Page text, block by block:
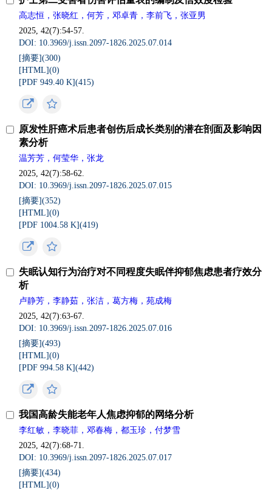
高志恒，张晓红，何芳，邓卓青，李前飞，张亚男
2025, 42(7):54-57.
DOI: 10.3969/j.issn.2097-1826.2025.07.014
[摘要](300)
[HTML](0)
[PDF 949.40 K](415)
原发性肝癌术后患者创伤后成长类别的潜在剖面及影响因
素分析
温芳芳，何莹华，张龙
2025, 42(7):58-62.
DOI: 10.3969/j.issn.2097-1826.2025.07.015
[摘要](352)
[HTML](0)
[PDF 1004.58 K](419)
失眠认知行为治疗对不同程度失眠伴抑郁焦虑患者疗效分
析
卢静芳，李静茹，张洁，葛方梅，苑成梅
2025, 42(7):63-67.
DOI: 10.3969/j.issn.2097-1826.2025.07.016
[摘要](493)
[HTML](0)
[PDF 994.58 K](442)
我国高龄失能老年人焦虑抑郁的网络分析
李红敏，李晓菲，邓春梅，都玉珍，付梦雪
2025, 42(7):68-71.
DOI: 10.3969/j.issn.2097-1826.2025.07.017
[摘要](434)
[HTML](0)